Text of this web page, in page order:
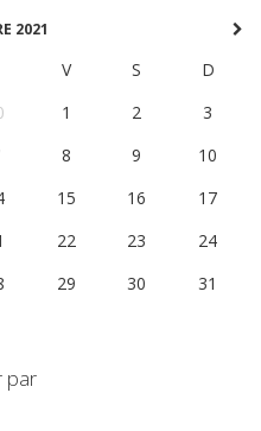
2021
V S
D
1 2
3
8 9
10
15 16
17
22 23
24
29 30 31
par